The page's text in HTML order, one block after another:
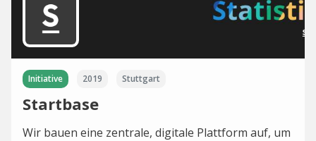
Initiative 2019 Stuttgart
Startbase
Wir bauen eine zentrale, digitale Plattform auf, um